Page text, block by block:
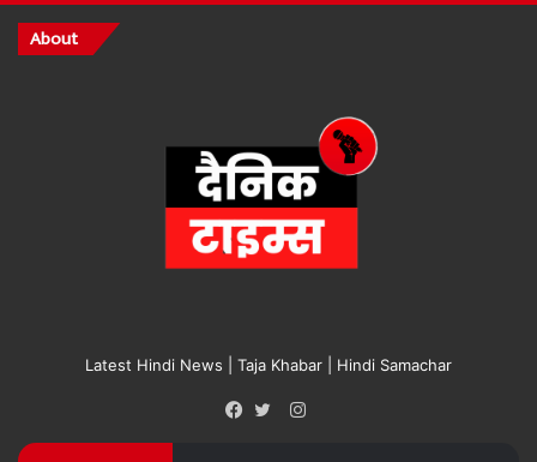
About
Latest Hindi News | Taja Khabar | Hindi Samachar
Instagram